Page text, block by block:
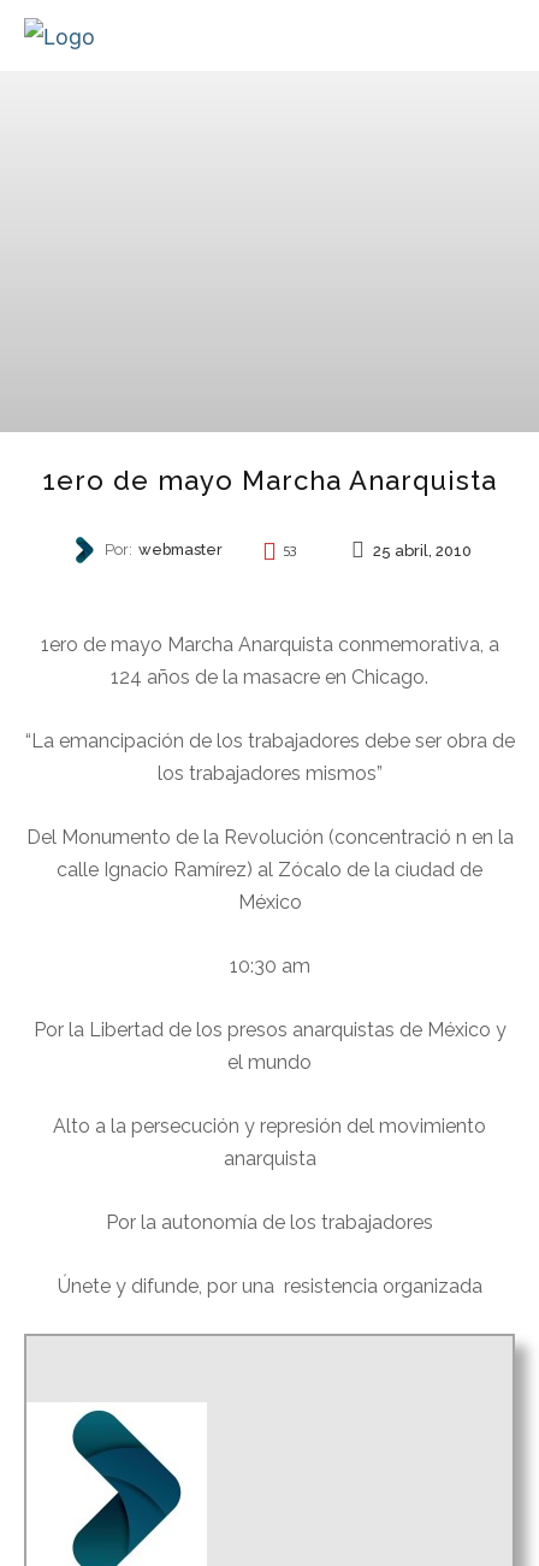
1ero de mayo Marcha Anarquista
Por: webmaster 53 25 abril, 2010
1ero de mayo Marcha Anarquista conmemorativa, a
124 años de la masacre en Chicago.
“La emancipación de los trabajadores debe ser obra de
los trabajadores mismos”
Del Monumento de la Revolución (concentració n en la
calle Ignacio Ramírez) al Zócalo de la ciudad de
México
10:30 am
Por la Libertad de los presos anarquistas de México y
el mundo
Alto a la persecución y represión del movimiento
anarquista
Por la autonomía de los trabajadores
Únete y difunde, por una resistencia organizada